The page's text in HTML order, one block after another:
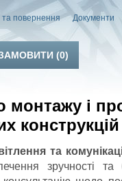
та повернення Документи
(0)
монтажу і
конструкцій
та
зручності та